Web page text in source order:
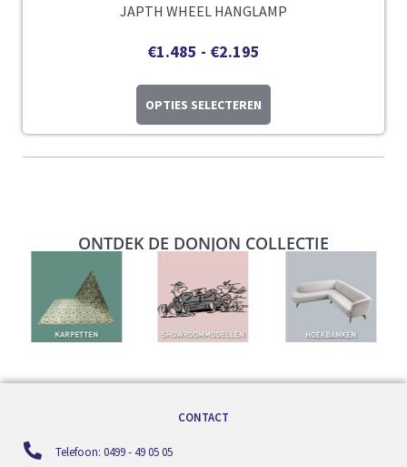
JAPTH WHEEL HANGLAMP
€1.485 - €2.195
OPTIES SELECTEREN
ONTDEK DE DONJON COLLECTIE
CONTACT
Telefoon: 0499 - 49 05 05